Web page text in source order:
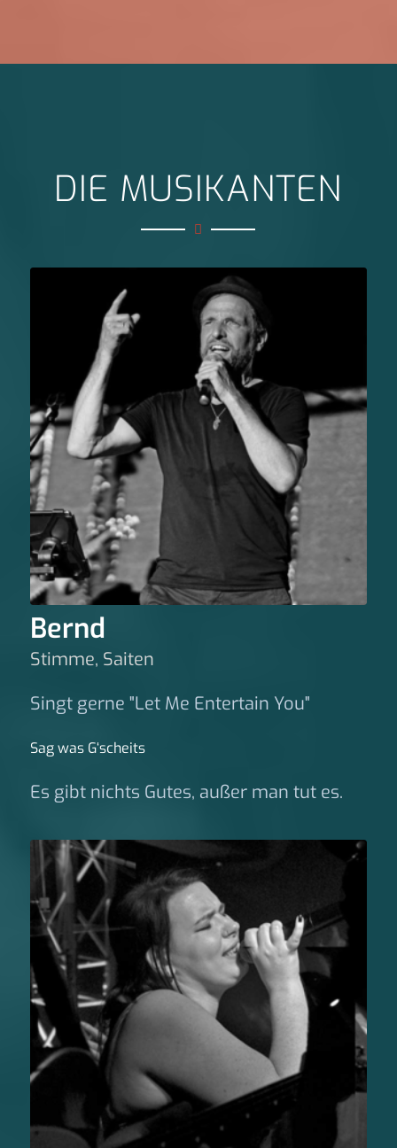
DIE MUSIKANTEN
Bernd
Stimme, Saiten
Singt gerne "Let Me Entertain You"
Sag was G‘scheits
Es gibt nichts Gutes, außer man tut es.